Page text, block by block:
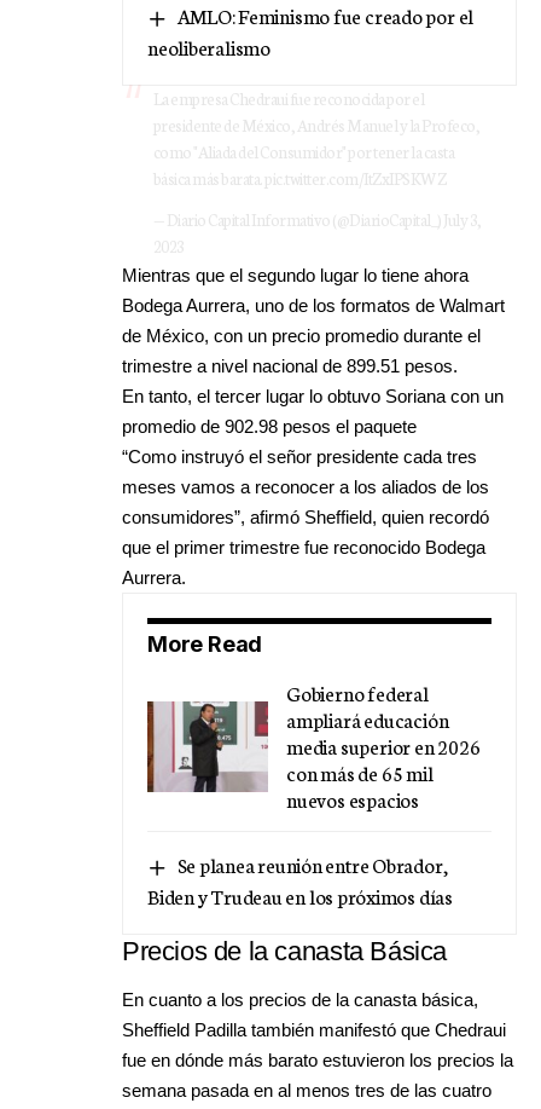
AMLO: Feminismo fue creado por el
neoliberalismo
La empresa Chedraui fue reconocida por el
presidente de México, Andrés Manuel y la Profeco,
como "Aliada del Consumidor" por tener la casta
básica más barata. pic.twitter.com/ItZxIPSKWZ
— Diario Capital Informativo (@DiarioCapital_) July 3,
2023
Mientras que el segundo lugar lo tiene ahora
Bodega Aurrera, uno de los formatos de Walmart
de México, con un precio promedio durante el
trimestre a nivel nacional de 899.51 pesos.
En tanto, el tercer lugar lo obtuvo Soriana con un
promedio de 902.98 pesos el paquete
“Como instruyó el señor presidente cada tres
meses vamos a reconocer a los aliados de los
consumidores”, afirmó Sheffield, quien recordó
que el primer trimestre fue reconocido Bodega
Aurrera.
More Read
Gobierno federal
ampliará educación
media superior en 2026
con más de 65 mil
nuevos espacios
Se planea reunión entre Obrador,
Biden y Trudeau en los próximos días
Precios de la canasta Básica
En cuanto a los precios de la canasta básica,
Sheffield Padilla también manifestó que Chedraui
fue en dónde más barato estuvieron los precios la
semana pasada en al menos tres de las cuatro